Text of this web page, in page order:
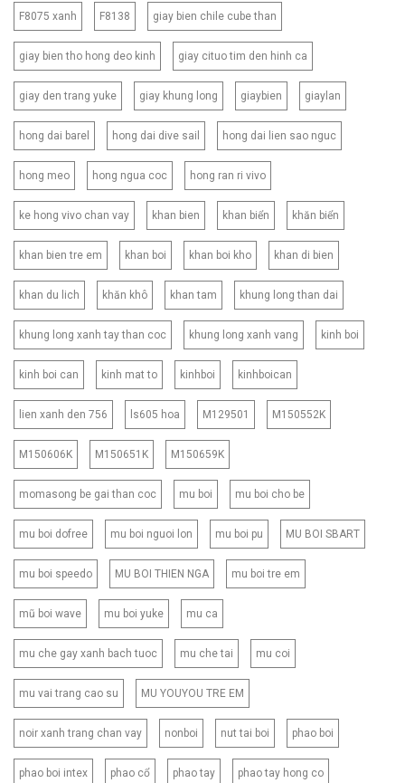
F8075 xanh F8138 giay bien chile cube than
giay bien tho hong deo kinh giay cituo tim den hinh ca
giay den trang yuke giay khung long giaybien giaylan
hong dai barel hong dai dive sail hong dai lien sao nguc
hong meo hong ngua coc hong ran ri vivo
ke hong vivo chan vay khan bien khan biển khăn biển
khan bien tre em khan boi khan boi kho khan di bien
khan du lich khăn khô khan tam khung long than dai
khung long xanh tay than coc khung long xanh vang kinh boi
kinh boi can kinh mat to kinhboi kinhboican
lien xanh den 756 ls605 hoa M129501 M150552K
M150606K M150651K M150659K
momasong be gai than coc mu boi mu boi cho be
mu boi dofree mu boi nguoi lon mu boi pu MU BOI SBART
mu boi speedo MU BOI THIEN NGA mu boi tre em
mũ boi wave mu boi yuke mu ca
mu che gay xanh bach tuoc mu che tai mu coi
mu vai trang cao su MU YOUYOU TRE EM
noir xanh trang chan vay nonboi nut tai boi phao boi
phao boi intex phao cổ phao tay phao tay hong co